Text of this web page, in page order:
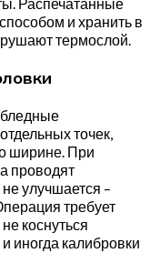
и хранить в
термослой.
точек,
ширине. При
проводят
улучшается –
требует
коснуться
иногда калибровки